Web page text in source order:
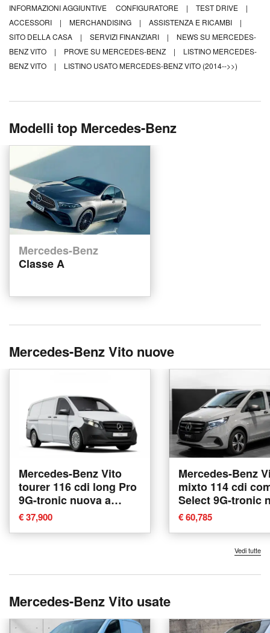
INFORMAZIONI AGGIUNTIVE CONFIGURATORE | TEST DRIVE
|
ACCESSORI
| MERCHANDISING | ASSISTENZA E RICAMBI
|
SITO DELLA CASA
| SERVIZI FINANZIARI |
NEWS SU MERCEDES-
BENZ VITO
| PROVE SU MERCEDES-BENZ |
LISTINO MERCEDES-
BENZ VITO
| LISTINO USATO MERCEDES-BENZ VITO (2014-->>)
Modelli top Mercedes-Benz
Mercedes-Benz
Classe A
Mercedes-Benz Vito nuove
Mercedes-Benz Vito
tourer 116 cdi long Pro
9G-tronic nuova a
Messina
€ 37,900
Mercedes-Benz
mixto 114 cdi
Select 9G-tronic
a Ancona
€ 60,785
Vedi tutte
Mercedes-Benz Vito usate